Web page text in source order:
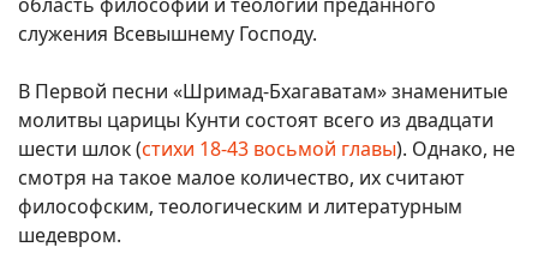
служения Всевышнему Господу.
В Первой песни «Шримад-Бхагаватам» знаменитые
молитвы царицы Кунти состоят всего из двадцати
шести шлок (стихи 18-43 восьмой главы). Однако, не
смотря на такое малое количество, их считают
философским, теологическим и литературным
шедевром.